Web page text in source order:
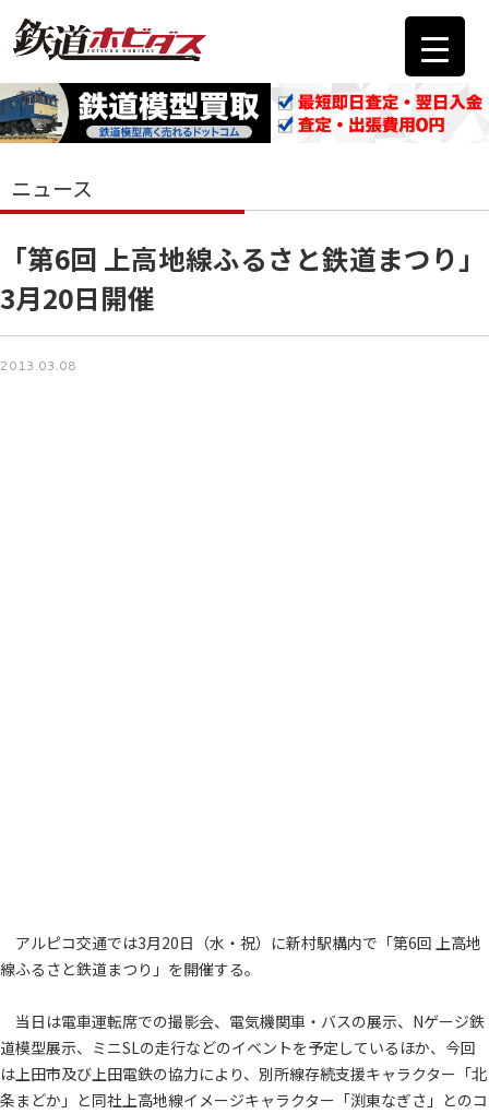
ニュース
「第6回 上高地線ふるさと鉄道まつり」
3月20日開催
2013.03.08
アルピコ交通では3月20日（水・祝）に新村駅構内で「第6回 上高地
線ふるさと鉄道まつり」を開催する。
当日は電車運転席での撮影会、電気機関車・バスの展示、Nゲージ鉄
道模型展示、ミニSLの走行などのイベントを予定しているほか、今回
は上田市及び上田電鉄の協力により、別所線存続支援キャラクター「北
条まどか」と同社上高地線イメージキャラクター「渕東なぎさ」とのコ